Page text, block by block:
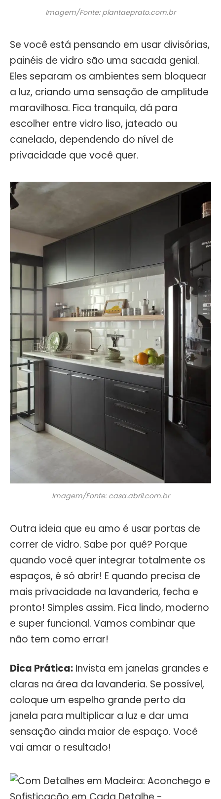
Imagem/Fonte: plantaeprato.com.br
Se você está pensando em usar divisórias,
painéis de vidro são uma sacada genial.
Eles separam os ambientes sem bloquear
a luz, criando uma sensação de amplitude
maravilhosa. Fica tranquila, dá para
escolher entre vidro liso, jateado ou
canelado, dependendo do nível de
privacidade que você quer.
Imagem/Fonte: casa.abril.com.br
Outra ideia que eu amo é usar portas de
correr de vidro. Sabe por quê? Porque
quando você quer integrar totalmente os
espaços, é só abrir! E quando precisa de
mais privacidade na lavanderia, fecha e
pronto! Simples assim. Fica lindo, moderno
e super funcional. Vamos combinar que
não tem como errar!
Dica Prática: Invista em janelas grandes e
claras na área da lavanderia. Se possível,
coloque um espelho grande perto da
janela para multiplicar a luz e dar uma
sensação ainda maior de espaço. Você
vai amar o resultado!